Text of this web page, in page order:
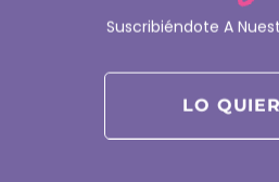
Abordar las dislalias y
tipos de dislalias.
Suscribiéndote A
LO